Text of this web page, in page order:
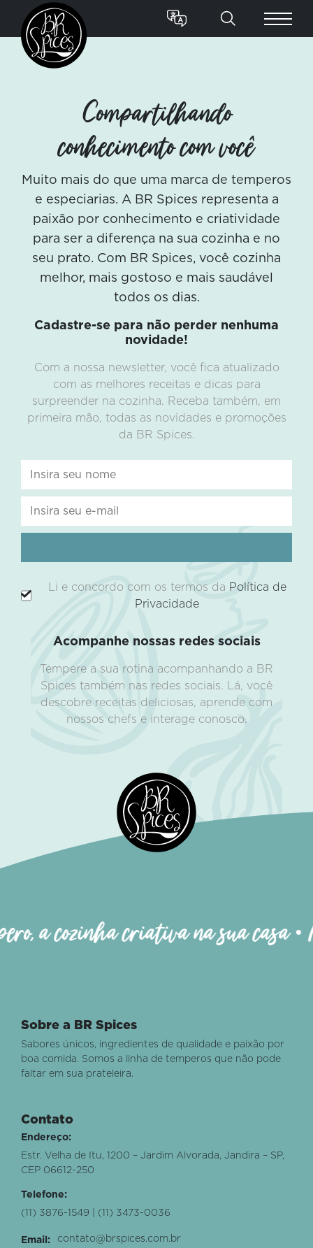
Compartilhando
conhecimento com você
Muito mais do que uma marca de temperos
e especiarias. A BR Spices representa a
paixão por conhecimento e criatividade
para ser a diferença na sua cozinha e no
seu prato. Com BR Spices, você cozinha
melhor, mais gostoso e mais saudável
todos os dias.
Cadastre-se para não perder nenhuma
novidade!
Com a nossa newsletter, você fica atualizado
com as melhores receitas e dicas para
surpreender na cozinha. Receba também, em
primeira mão, todas as novidades e promoções
da BR Spices.
Li e concordo com os termos da Política de
Privacidade
Acompanhe nossas redes sociais
Tempere a sua rotina acompanhando a BR
Spices também nas redes sociais. Lá, você
descobre receitas deliciosas, aprende com
nossos chefs e interage conosco.
a cozinha criativa na sua casa
Sobre a BR Spices
Sabores únicos, ingredientes de qualidade e paixão por
boa comida. Somos a linha de temperos que não pode
faltar em sua prateleira.
Contato
Endereço:
Estr. Velha de Itu, 1200 – Jardim Alvorada, Jandira – SP,
CEP 06612-250
Telefone:
(11) 3876-1549 | (11) 3473-0036
Email:
contato@brspices.com.br